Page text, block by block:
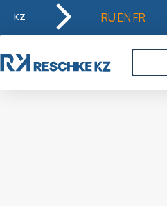
KZ RUENFR